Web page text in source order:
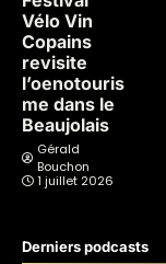
Vélo Vin
Copains
revisite
l’oenotouris
me dans le
Beaujolais
Gérald
Bouchon
1 juillet 2026
Derniers podcasts